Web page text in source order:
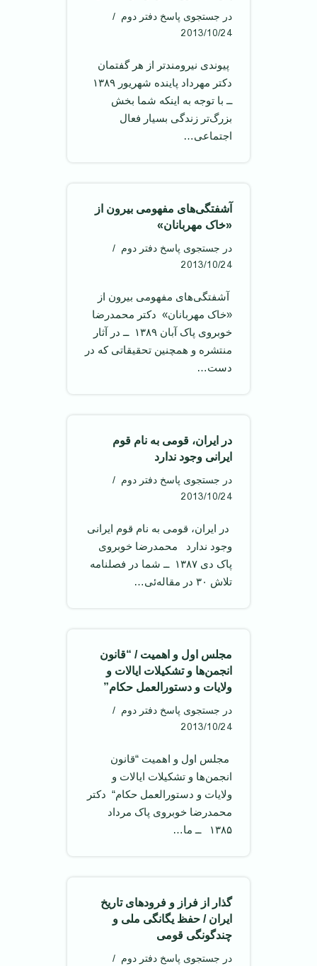
در جستجوی پاسخ دفتر دوم
2013/10/24
‌ پیوندی نیرومند‌تر از هر گفتمان ‌
ــ با توجه به اینکه شما بخش
بزرگ‌تر زندگی بسیار فعال
اجتماعی…
آشفتگی‌های مفهومی بیرون از
«خاک مهربانان»
در جستجوی پاسخ دفتر دوم
2013/10/24
‌ آشفتگی‌های مفهومی بیرون از
«خاک مهربانان» ‌ دکتر محمدرضا
خوبروی پاک آبان ۱۳۸۹ ‌ ــ در آثار
منتشره و همچنین تحقیقاتی که در
دست…
در ایران، قومی به نام قوم
ایرانی وجود ندارد
در جستجوی پاسخ دفتر دوم
2013/10/24
‌ در ایران، قومی به نام قوم ایرانی
وجود ندارد ‌ محمدرضا خوبروی
پاک دی ۱۳۸۷ ‌ ــ شما در فصلنامه
تلاش ۳۰ در مقاله‌ئی…
مجلس اول و اهمیت / “قانون
انجمن‌ها و تشکیلات ایالات و
ولایات و دستورالعمل حکام”
در جستجوی پاسخ دفتر دوم
2013/10/24
‌ مجلس اول و اهمیت “قانون
انجمن‌ها و تشکیلات ایالات و
ولایات و دستورالعمل حکام“ ‌ دکتر
محمدرضا خوبروی پاک مرداد
۱۳۸۵ ‌ ــ ما…
گذار از فراز و فرودهای تاریخ
ایران / حفظ یگانگی ملی و
چندگونگی قومی
در جستجوی پاسخ دفتر دوم